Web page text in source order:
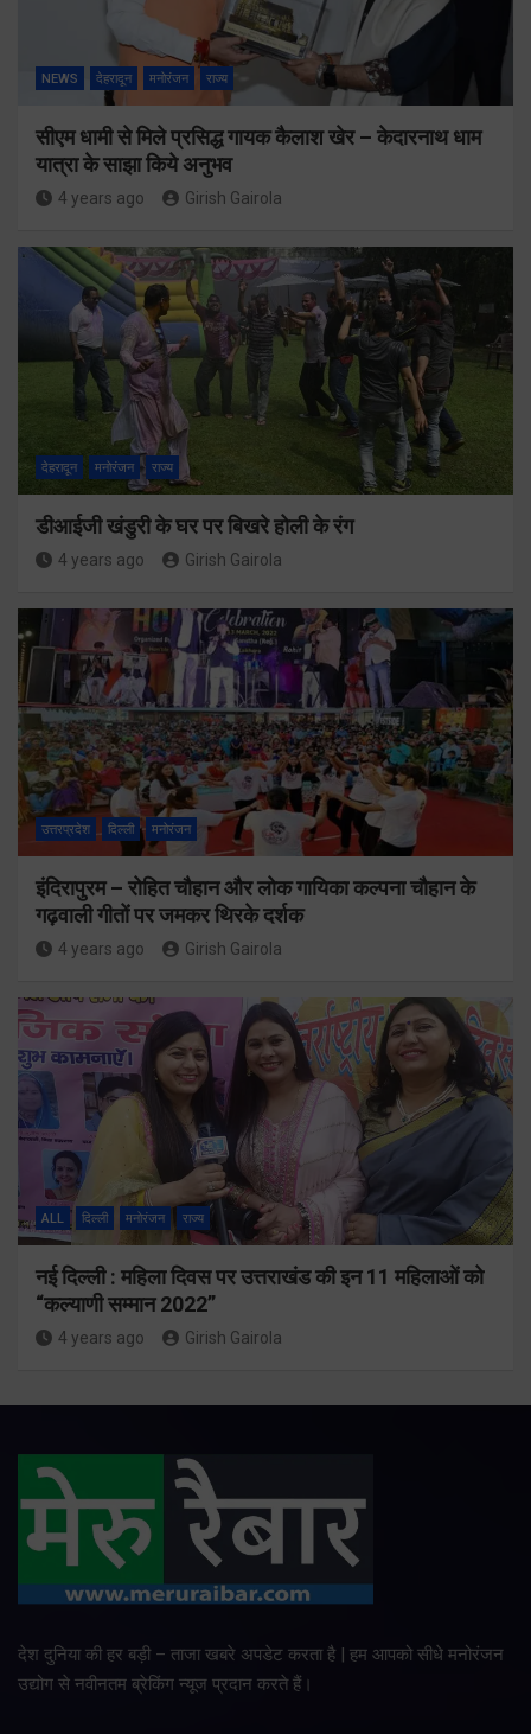
NEWS देहरादून मनोरंजन राज्य
सीएम धामी से मिले प्रसिद्ध गायक कैलाश खेर – केदारनाथ धाम
यात्रा के साझा किये अनुभव
4 years ago Girish Gairola
देहरादून मनोरंजन राज्य
डीआईजी खंडुरी के घर पर बिखरे होली के रंग
4 years ago Girish Gairola
उत्तरप्रदेश दिल्ली मनोरंजन
इंदिरापुरम – रोहित चौहान और लोक गायिका कल्पना चौहान के
गढ़वाली गीतों पर जमकर थिरके दर्शक
4 years ago Girish Gairola
ALL दिल्ली मनोरंजन राज्य
नई दिल्ली : महिला दिवस पर उत्तराखंड की इन 11 महिलाओं को
“कल्याणी सम्मान 2022”
4 years ago Girish Gairola
देश दुनिया की हर बड़ी – ताजा खबरे अपडेट करता है | हम आपको सीधे मनोरंजन
उद्योग से नवीनतम ब्रेकिंग न्यूज प्रदान करते हैं।